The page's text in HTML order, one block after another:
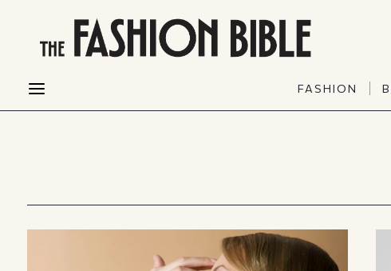
THE FASHION BIBLE
FASHION